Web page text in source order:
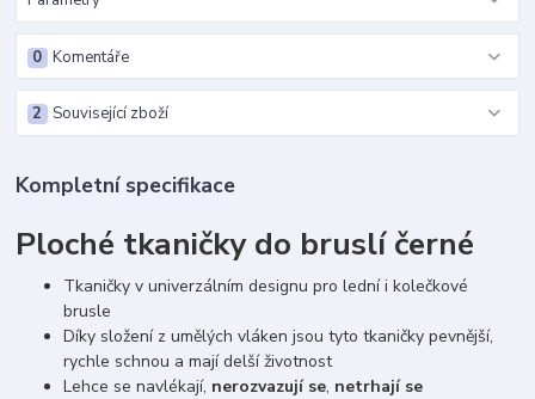
Komentáře
0
Související zboží
2
Kompletní specifikace
Ploché tkaničky do bruslí černé
Tkaničky v univerzálním designu pro lední i kolečkové
brusle
Díky složení z umělých vláken jsou tyto tkaničky pevnější,
rychle schnou a mají delší životnost
Lehce se navlékají, nerozvazují se, netrhají se